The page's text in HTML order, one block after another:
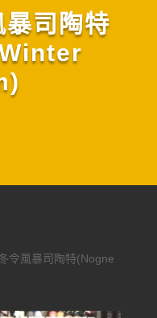
司陶特
令風暴司陶特(Nogne